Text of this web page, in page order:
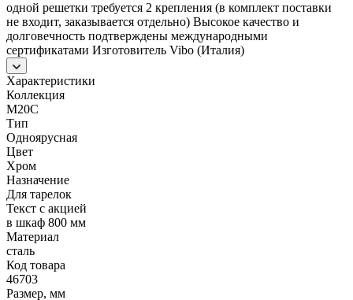
одной решетки требуется 2 крепления (в комплект поставки
не входит, заказывается отдельно) Высокое качество и
долговечность подтверждены международными
сертификатами Изготовитель Vibo (Италия)
Характеристики
Коллекция
M20C
Тип
Одноярусная
Цвет
Хром
Назначение
Для тарелок
Текст с акцией
в шкаф 800 мм
Материал
сталь
Код товара
46703
Размер, мм